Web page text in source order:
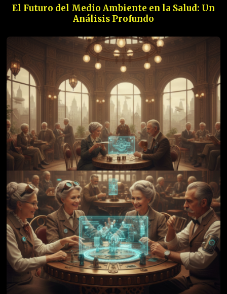
El Futuro del Medio Ambiente en la Salud: Un
Análisis Profundo